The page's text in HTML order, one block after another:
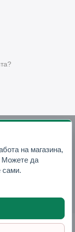
на магазина,
Можете да
сами.